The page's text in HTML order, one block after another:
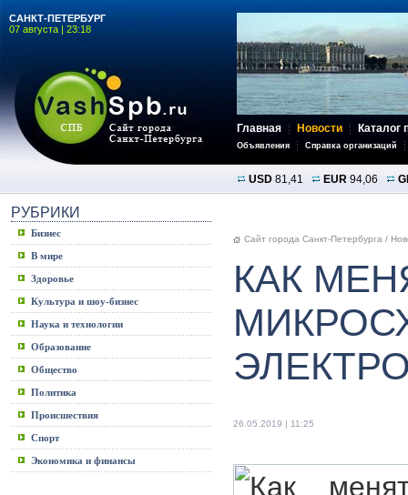
САНКТ-ПЕТЕРБУРГ
07 августа | 23:18
Главная Новости Каталог
Объявления Справка организаций
USD 81,41 EUR 94,06
РУБРИКИ
Бизнес
В мире
Здоровье
Культура и шоу-бизнес
Наука и технологии
Образование
Общество
Политика
Происшествия
Спорт
Экономика и финансы
Сайт города Санкт-Петербурга /
КАК
26.05.2019 | 11:25